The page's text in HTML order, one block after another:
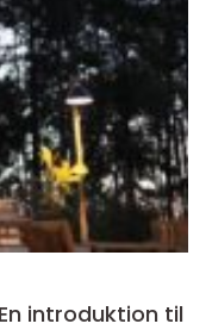
introduktion til